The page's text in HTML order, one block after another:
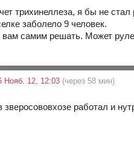
трихинеллеза, я бы не
заболело 9 человек.
самим решать. Может
Нояб. 12, 12:03 (через 58 мин)
зверосововхозе работал и